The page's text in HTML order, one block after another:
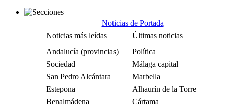
Noticias de Portada
Noticias más leídas
Últimas noticias
Andalucía (provincias)
Política
Sociedad
Málaga capital
San Pedro Alcántara
Marbella
Estepona
Alhaurín de la Torre
Benalmádena
Cártama